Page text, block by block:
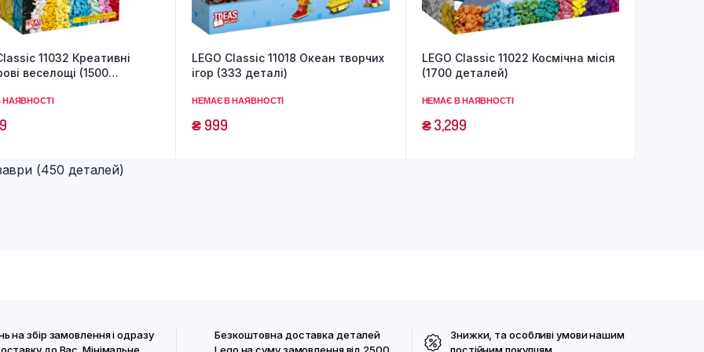
11032 Креативні
веселощі (1500
LEGO Classic 11018 Океан творчих
ігор (333 деталі)
НЕМАЄ В НАЯВНОСТІ
₴999
LEGO Classic 11022 Космічна місія
(1700 деталей)
НЕМАЄ В НАЯВНОСТІ
₴3,299
(450 деталей)
на збір замовлення і одразу
Безкоштовна доставка деталей
Знижки, та особливі умови нашим